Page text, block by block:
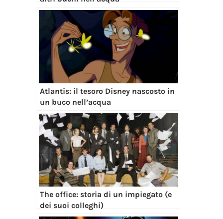
Atlantis: il tesoro Disney nascosto in
un buco nell’acqua
The office: storia di un impiegato (e
dei suoi colleghi)